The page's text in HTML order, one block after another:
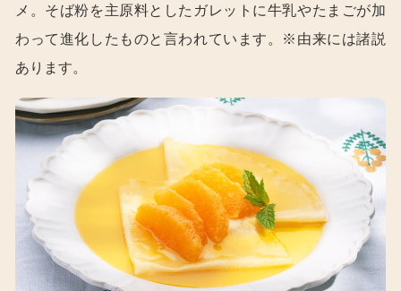
メ。そば粉を主原料としたガレットに牛乳やたまごが加
わって進化したものと言われています。※由来には諸説
あります。